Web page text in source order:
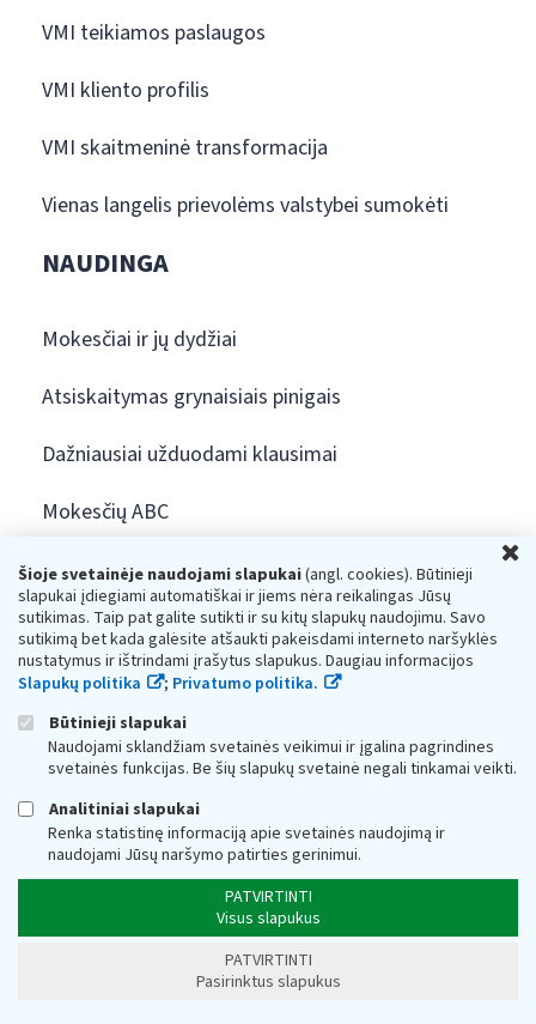
Šioje svetainėje naudojami slapukai(angl. cookies). Būtinieji
slapukai įdiegiami automatiškai ir jiems nėra reikalingas Jūsų
sutikimas. Taip pat galite sutikti ir su kitų slapukų naudojimu. Savo
sutikimą bet kada galėsite atšaukti pakeisdami interneto naršyklės
nustatymus ir ištrindami įrašytus slapukus. Daugiau informacijos
Slapukų politika
; Privatumo politika.
Būtinieji slapukai
Naudojami sklandžiam svetainės veikimui ir įgalina pagrindines
svetainės funkcijas. Be šių slapukų svetainė negali tinkamai veikti.
Analitiniai slapukai
Renka statistinę informaciją apie svetainės naudojimą ir
naudojami Jūsų naršymo patirties gerinimui.
PATVIRTINTI
Visus slapukus
PATVIRTINTI
Pasirinktus slapukus
VMI teikiamos paslaugos
VMI kliento profilis
VMI skaitmeninė transformacija
Vienas langelis prievolėms valstybei sumokėti
NAUDINGA
Mokesčiai ir jų dydžiai
Atsiskaitymas grynaisiais pinigais
Dažniausiai užduodami klausimai
Mokesčių ABC
Viktorina moksleiviams
VMI kviečia į „Pasimatymą su mokesčiais“
VMI turto aukcionai
Įmonių VDU palyginimas
STOP šešėliui
Krašto apsaugos ministerijos informacija
Interneto svetainės atitikties paraiška
Ieškome turto savininkų